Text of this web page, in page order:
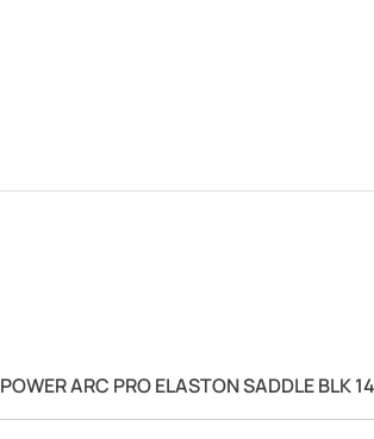
POWER ARC PRO ELASTON SADDLE BLK